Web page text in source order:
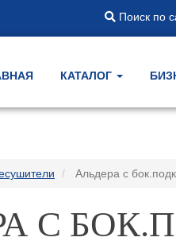
Поиск по
КАТАЛОГ
Альдера с
С